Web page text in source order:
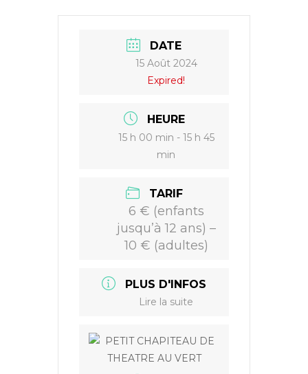
r
o
p
DATE
15 Août 2024
Expired!
HEURE
15 h 00 min - 15 h 45
min
TARIF
6 € (enfants
jusqu’à 12 ans) –
10 € (adultes)
PLUS D'INFOS
Lire la suite